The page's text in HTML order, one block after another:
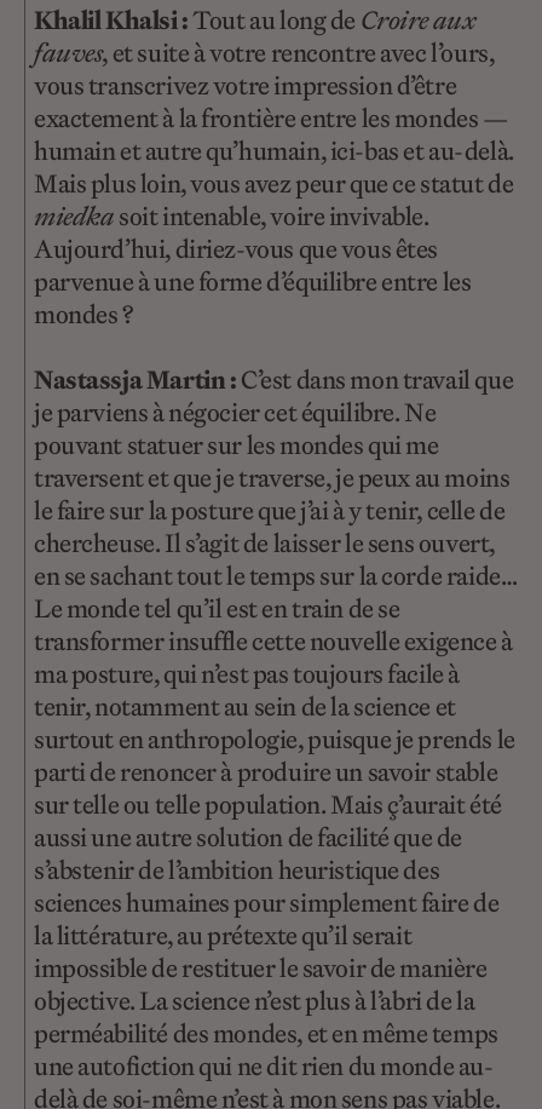
Khalil Khalsi :Tout au long de Croire aux
fauves, et suite à votre rencontre avec l’ours,
vous transcrivez votre impression d’être
exactement à la frontière entre les mondes —
humain et autre qu’humain, ici-bas et au-delà.
Mais plus loin, vous avez peur que ce statut de
miedkasoit intenable, voire invivable.
Aujourd’hui, diriez-vous que vous êtes
parvenue à une forme d’équilibre entre les
mondes ?
Nastassja Martin :C’est dans mon travail que
je parviens à négocier cet équilibre. Ne
pouvant statuer sur les mondes qui me
traversent et que je traverse, je peux au moins
le faire sur la posture que j’ai à y tenir, celle de
chercheuse. Il s’agit de laisser le sens ouvert,
en se sachant tout le temps sur la corde raide…
Le monde tel qu’il est en train de se
transformer insuffle cette nouvelle exigence à
ma posture, qui n’est pas toujours facile à
tenir, notamment au sein de la science et
surtout en anthropologie, puisque je prends le
parti de renoncer à produire un savoir stable
sur telle ou telle population. Mais ç’aurait été
aussi une autre solution de facilité que de
s’abstenir de l’ambition heuristique des
sciences humaines pour simplement faire de
la littérature, au prétexte qu’il serait
impossible de restituer le savoir de manière
objective. La science n’est plus à l’abri de la
perméabilité des mondes, et en même temps
une autofiction qui ne dit rien du monde au-
delà de soi-même n’est à mon sens pas viable.